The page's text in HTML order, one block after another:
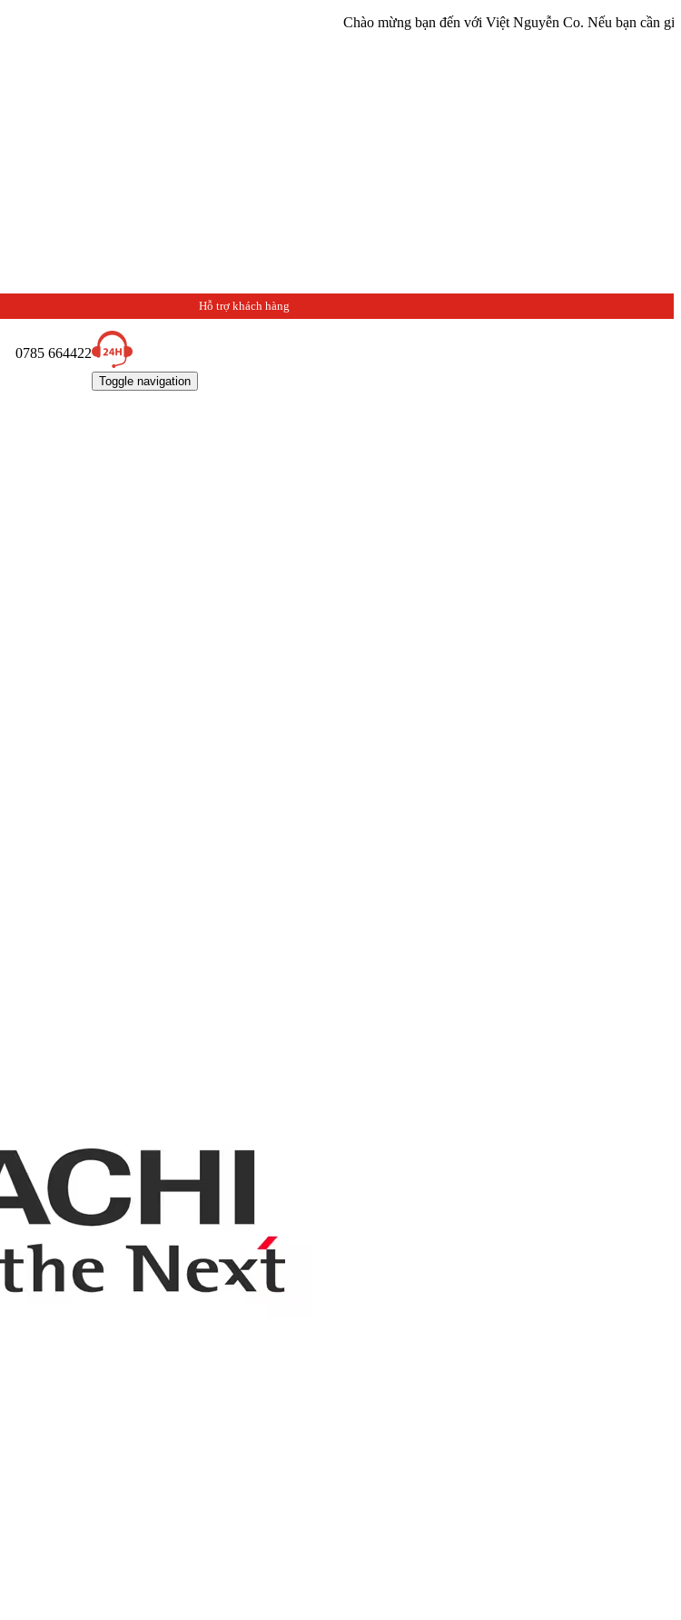
Chào mừng bạn đến với Việt Nguyễn Co. Nếu bạn cần giúp đỡ
Hỗ trợ khách hàng
0785 664422
Toggle navigation